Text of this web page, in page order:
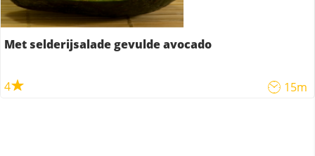
Met selderijsalade gevulde avocado
4 15m